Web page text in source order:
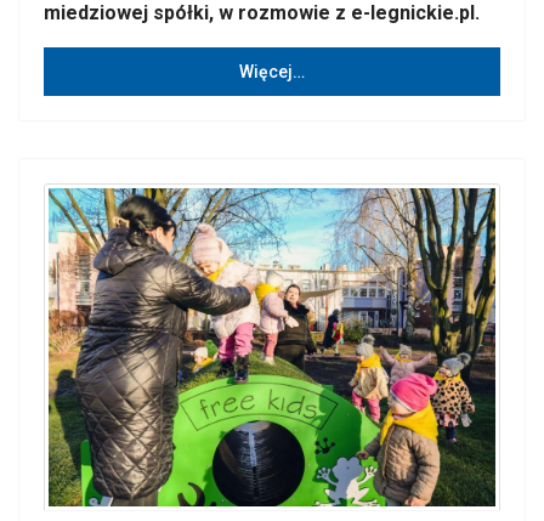
miedziowej spółki, w rozmowie z e-legnickie.pl.
Więcej…